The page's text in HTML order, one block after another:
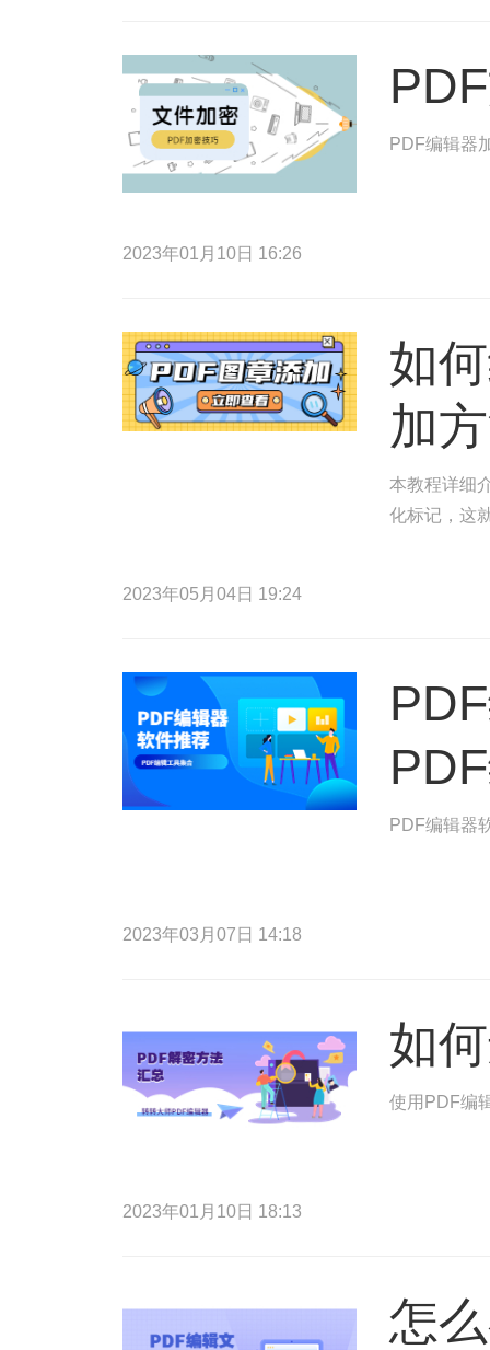
PDF编辑器
2023年01月10日 16:26
如
加
本教程详细
化标记，这
2023年05月04日 19:24
PDF编辑器
2023年03月07日 14:18
如
使用PDF编
2023年01月10日 18:13
怎